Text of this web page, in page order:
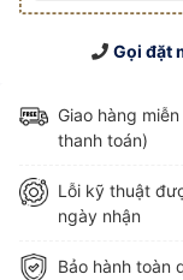
Gọi đặt
Giao hàng
thanh toán)
Lỗi kỹ thuật
ngày nhận
Bảo hành toàn